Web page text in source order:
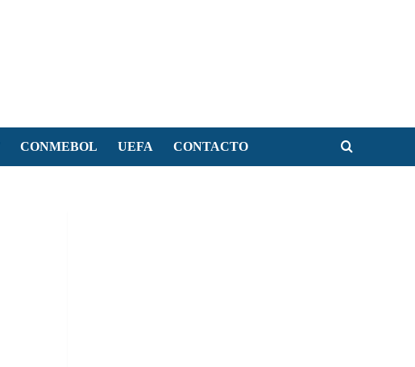
CONMEBOL UEFA CONTACTO